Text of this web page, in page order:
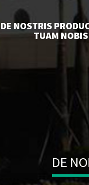
NOSTRIS
TUAM
DE